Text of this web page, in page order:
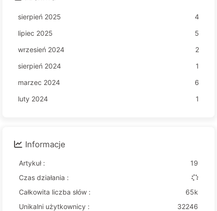
sierpień 2025
4
lipiec 2025
5
wrzesień 2024
2
sierpień 2024
1
marzec 2024
6
luty 2024
1
Informacje
Artykuł :
19
Czas działania :
Całkowita liczba słów :
65k
Unikalni użytkownicy :
32246